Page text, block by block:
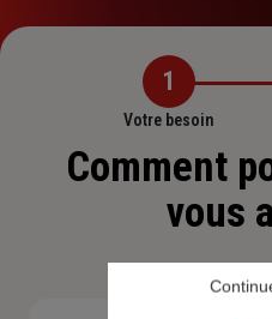
1
Votre besoin
Comment
vous